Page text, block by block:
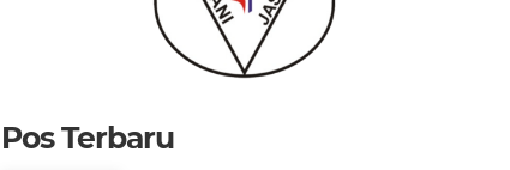
Pos Terbaru